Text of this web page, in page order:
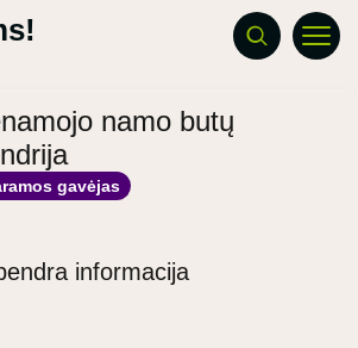
namo butų
gavėjas
informacija